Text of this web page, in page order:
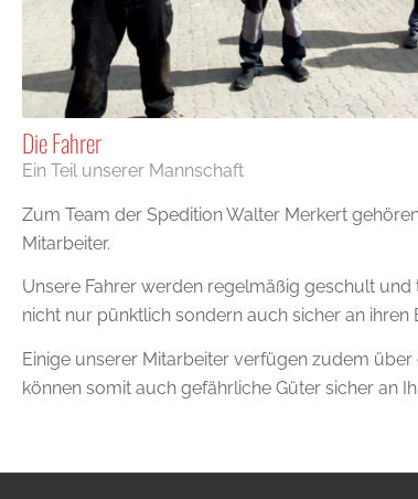
Die Fahrer
Ein Teil unserer Mannschaft
Zum Team der Spedition Walter Merkert
Mitarbeiter.
Unsere Fahrer werden regelmäßig geschult
nicht nur pünktlich sondern auch sicher an ihren
Einige unserer Mitarbeiter verfügen zudem über
können somit auch gefährliche Güter sicher an